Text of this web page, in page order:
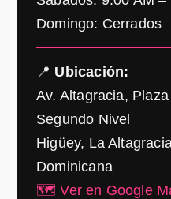
Domingo: Cerrados
📍 Ubicación:
Av. Altagracia,
Segundo Nivel
Higüey, La
Dominicana
🗺️ Ver en Google